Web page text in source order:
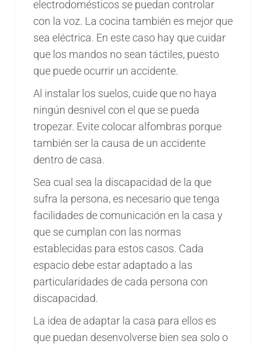
electrodomésticos se puedan controlar
con la voz. La cocina también es mejor que
sea eléctrica. En este caso hay que cuidar
que los mandos no sean táctiles, puesto
que puede ocurrir un accidente.
Al instalar los suelos, cuide que no haya
ningún desnivel con el que se pueda
tropezar. Evite colocar alfombras porque
también ser la causa de un accidente
dentro de casa.
Sea cual sea la discapacidad de la que
sufra la persona, es necesario que tenga
facilidades de comunicación en la casa y
que se cumplan con las normas
establecidas para estos casos. Cada
espacio debe estar adaptado a las
particularidades de cada persona con
discapacidad.
La idea de adaptar la casa para ellos es
que puedan desenvolverse bien sea solo o